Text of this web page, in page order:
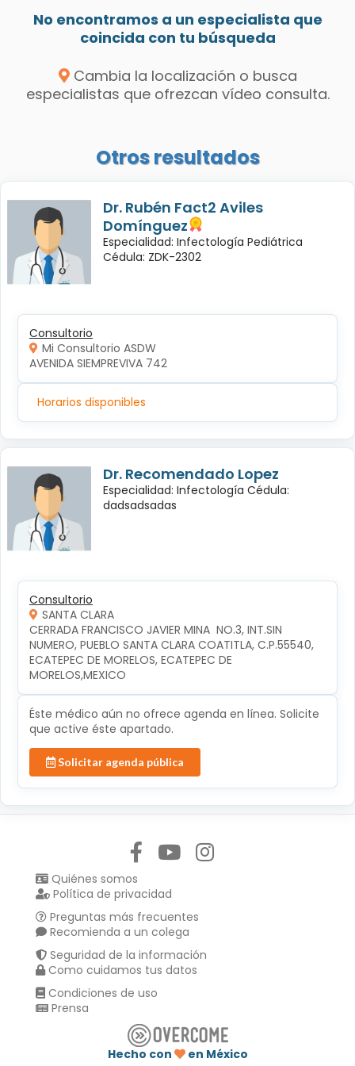
No encontramos a un especialista que
coincida con tu búsqueda
Cambia la localización o busca
especialistas que ofrezcan vídeo consulta.
Otros resultados
Dr. Rubén Fact2 Aviles
Domínguez
Especialidad: Infectología Pediátrica
Cédula: ZDK-2302
Consultorio
Mi Consultorio ASDW
AVENIDA SIEMPREVIVA 742
Horarios disponibles
Dr. Recomendado Lopez
Especialidad: Infectología Cédula:
dadsadsadas
Consultorio
SANTA CLARA
CERRADA FRANCISCO JAVIER MINA  NO.3, INT.SIN
NUMERO, PUEBLO SANTA CLARA COATITLA, C.P.55540,
ECATEPEC DE MORELOS, ECATEPEC DE
MORELOS,MEXICO
Éste médico aún no ofrece agenda en línea. Solicite
que active éste apartado.
Solicitar agenda pública
Quiénes somos
Política de privacidad
Preguntas más frecuentes
Recomienda a un colega
Seguridad de la información
Como cuidamos tus datos
Condiciones de uso
Prensa
Hecho con en México